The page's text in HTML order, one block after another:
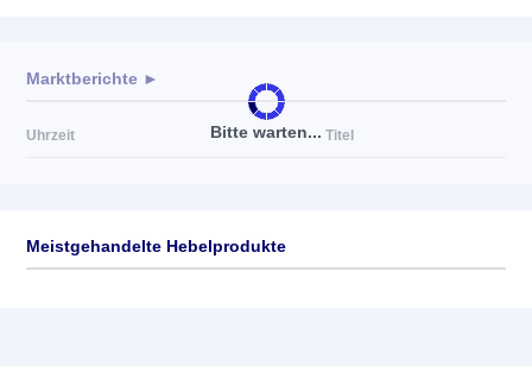
Bitte warten...
Marktberichte ►
Uhrzeit Titel
Meistgehandelte Hebelprodukte